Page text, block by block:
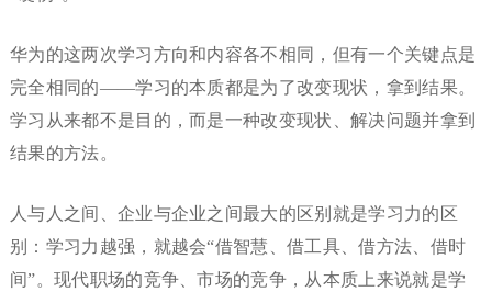
华为的这两次学习方向和内容各不相同，但有一个关键点是
完全相同的——学习的本质都是为了改变现状，拿到结果。
学习从来都不是目的，而是一种改变现状、解决问题并拿到
结果的方法。
人与人之间、企业与企业之间最大的区别就是学习力的区
别：学习力越强，就越会“借智慧、借工具、借方法、借时
间”。现代职场的竞争、市场的竞争，从本质上来说就是学